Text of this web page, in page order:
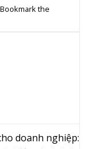
the
doanh nghiệp: